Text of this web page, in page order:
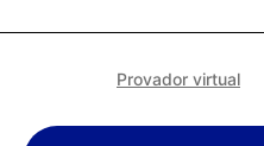
Provador virtual